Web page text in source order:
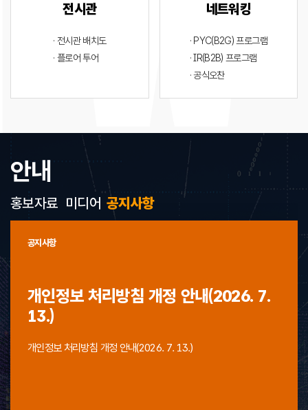
전시관
· 전시관 배치도
· 플로어 투어
네트워킹
· PYC(B2G) 프로그램
· IR(B2B) 프로그램
· 공식오찬
안내
공지사항
공지사항
개인정보 처리방침 개정 안내(2026. 7.
13.)
개인정보 처리방침 개정 안내(2026. 7. 13.)
홍보자료 미디어